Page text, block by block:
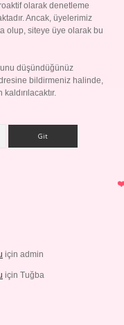
olarak denetleme
Ancak, üyelerimiz
olup, siteye üye olarak bu
düşündüğünüz
bildirmeniz halinde,
için admin
için Tuğba